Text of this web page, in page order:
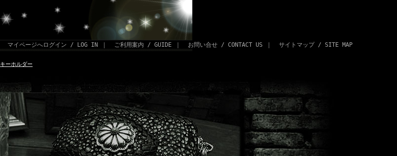
マイページへログイン / LOG IN ご利用案内 / GUIDE お問い合せ / CONTACT US サイトマップ / SITE MAP
キーホルダー